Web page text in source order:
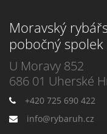
Moravský
pobočný
U Moravy 852
686 01 Uherské
+420 725 690 422
info@rybaruh.cz